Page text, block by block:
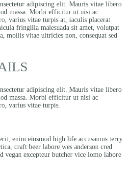
adipiscing elit. Mauris vitae libero
massa. Morbi efficitur ut nisi ac
varius vitae turpis at, iaculis placerat
fringilla malesuada sit amet, volutpat
mollis vitae ultricies non, consequat sed
adipiscing elit. Mauris vitae libero
massa. Morbi efficitur ut nisi ac
varius vitae turpis.
enim eiusmod high life accusamus terry
craft beer labore wes anderson cred
vegan excepteur butcher vice lomo labore